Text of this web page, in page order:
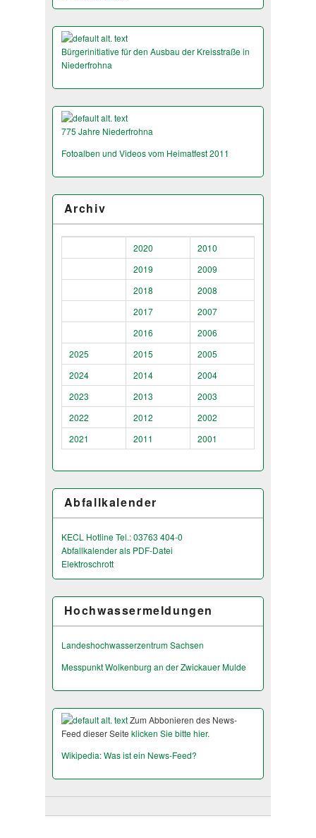
Bürgerinitiative für den Ausbau der Kreisstraße in
Niederfrohna
775 Jahre Niederfrohna
Fotoalben und Videos vom Heimatfest 2011
Archiv
2020
2010
2019
2009
2018
2008
2017
2007
2016
2006
2025
2015
2005
2024
2014
2004
2023
2013
2003
2022
2012
2002
2021
2011 2001
Abfallkalender
KECL Hotline Tel.: 03763 404-0
Abfallkalender als PDF-Datei
Elektroschrott
Hochwassermeldungen
Landeshochwas­serzentrum Sachsen
Messpunkt Wolkenburg an der Zwickauer Mulde
Zum Abbonieren des News-
Feed dieser Seite klicken Sie bitte hier.
Wikipedia: Was ist ein News-Feed?